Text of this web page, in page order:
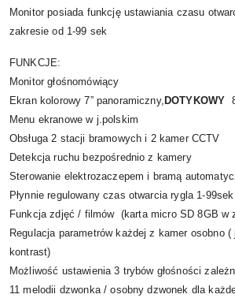
Monitor posiada funkcję ustawiania czasu
zakresie od 1-99 sek
FUNKCJE:
Monitor głośnomówiący
Ekran kolorowy 7” panoramiczny, DOTYKOWY
Menu ekranowe w j.polskim
Obsługa 2 stacji bramowych i 2 kamer CCTV
Detekcja ruchu bezpośrednio z kamery
Sterowanie elektrozaczepem i bramą
Płynnie regulowany czas otwarcia rygla 1-99sek
Funkcja zdjęć / filmów (karta micro SD 8GB w
Regulacja parametrów każdej z kamer osobno (
kontrast)
Możliwość ustawienia 3 trybów głośności
11 melodii dzwonka / osobny dzwonek dla